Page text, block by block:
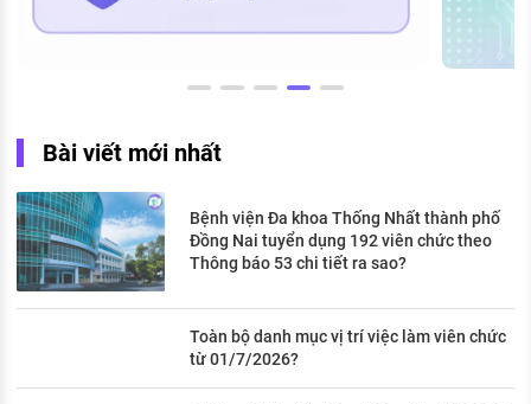
Bài viết mới nhất
Bệnh viện Đa khoa Thống Nhất thành phố
Đồng Nai tuyển dụng 192 viên chức theo
Thông báo 53 chi tiết ra sao?
Toàn bộ danh mục vị trí việc làm viên chức
từ 01/7/2026?